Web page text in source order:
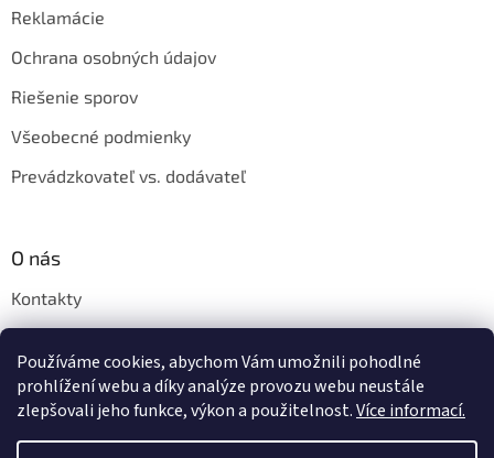
Používáme cookies, abychom Vám umožnili pohodlné
prohlížení webu a díky analýze provozu webu neustále
zlepšovali jeho funkce, výkon a použitelnost.Více informací.
Reklamácie
Ochrana osobných údajov
Riešenie sporov
Všeobecné podmienky
Prevádzkovateľ vs. dodávateľ
O nás
Kontakty
Napíšte nám